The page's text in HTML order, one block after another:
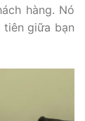
hàng. Nó
giữa bạn